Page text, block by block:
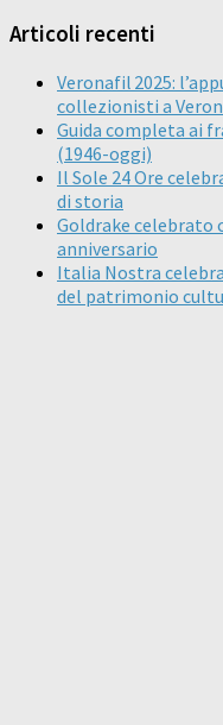
Articoli recenti
Veronafil 2025:
collezionisti a
Guida completa ai
(1946-oggi)
Il Sole 24 Ore
di storia
Goldrake celebrato
anniversario
Italia Nostra
del patrimonio